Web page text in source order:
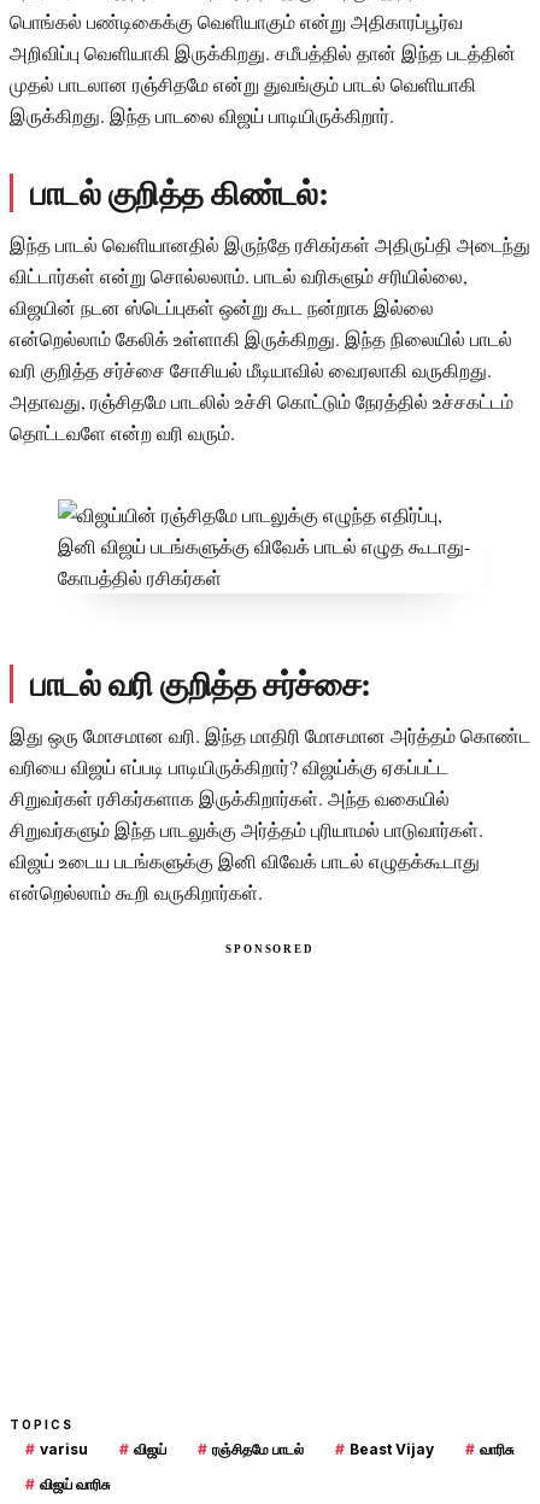
பொங்கல் பண்டிகைக்கு வெளியாகும் என்று அதிகாரப்பூர்வ
அறிவிப்பு வெளியாகி இருக்கிறது. சமீபத்தில் தான் இந்த படத்தின்
முதல் பாடலான ரஞ்சிதமே என்று துவங்கும் பாடல் வெளியாகி
இருக்கிறது. இந்த பாடலை விஜய் பாடியிருக்கிறார்.
பாடல் குறித்த கிண்டல்:
இந்த பாடல் வெளியானதில் இருந்தே ரசிகர்கள் அதிருப்தி அடைந்து
விட்டார்கள் என்று சொல்லலாம். பாடல் வரிகளும் சரியில்லை,
விஜயின் நடன ஸ்டெப்புகள் ஒன்று கூட நன்றாக இல்லை
என்றெல்லாம் கேலிக் உள்ளாகி இருக்கிறது. இந்த நிலையில் பாடல்
வரி குறித்த சர்ச்சை சோசியல் மீடியாவில் வைரலாகி வருகிறது.
அதாவது, ரஞ்சிதமே பாடலில் உச்சி கொட்டும் நேரத்தில் உச்சகட்டம்
தொட்டவளே என்ற வரி வரும்.
பாடல் வரி குறித்த சர்ச்சை:
இது ஒரு மோசமான வரி. இந்த மாதிரி மோசமான அர்த்தம் கொண்ட
வரியை விஜய் எப்படி பாடியிருக்கிறார்? விஜய்க்கு ஏகப்பட்ட
சிறுவர்கள் ரசிகர்களாக இருக்கிறார்கள். அந்த வகையில்
சிறுவர்களும் இந்த பாடலுக்கு அர்த்தம் புரியாமல் பாடுவார்கள்.
விஜய் உடைய படங்களுக்கு இனி விவேக் பாடல் எழுதக்கூடாது
என்றெல்லாம் கூறி வருகிறார்கள்.
TOPICS
# varisu # விஜய் # ரஞ்சிதமே பாடல் # Beast Vijay # வாரிசு
# விஜய் வாரிசு